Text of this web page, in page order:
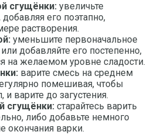
сгущёнки: увеличьте
добавляя его поэтапно,
растворения.
уменьшите первоначальное
добавляйте его постепенно,
на желаемом уровне сладости.
варите смесь на среднем
помешивая, чтобы
и варите до загустения.
сгущёнки: старайтесь варить
либо добавьте немного
окончания варки.